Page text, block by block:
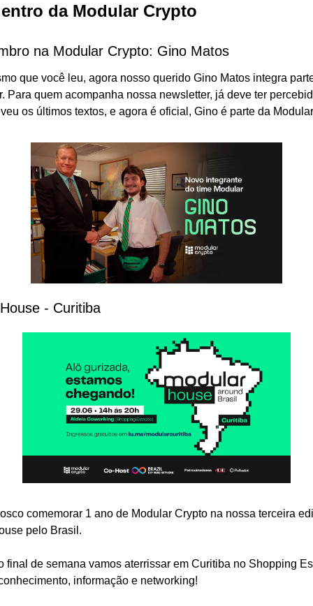
da Modular Crypto
na Modular Crypto: Gino Matos
que você leu, agora nosso querido Gino Matos integra
Para quem acompanha nossa newsletter, já deve ter
os últimos textos, e agora é oficial, Gino é parte da
- Curitiba
comemorar 1 ano de Modular Crypto na nossa terceira
pelo Brasil.
final de semana vamos aterrissar em Curitiba no Shopping
informação e networking!